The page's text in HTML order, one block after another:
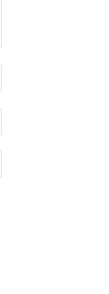
почта:*
Сайт: